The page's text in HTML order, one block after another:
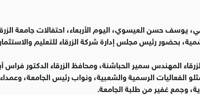
يوسف حسن العيسوي، اليوم الأربعاء، احتفالات جامعة
الهاشمية، بحضور رئيس مجلس إدارة شركة الزرقاء للتعليم
المهندس سمير الحباشنة، ومحافظ الزرقاء الدكتور فراس
الفعاليات الرسمية والشعبية، ونواب رئيس الجامعة، وعمداء
وجمع غفير من طلبة الجامعة.